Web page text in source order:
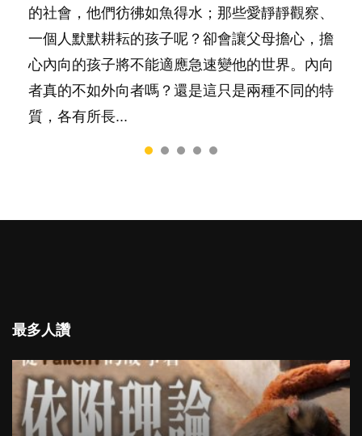
的社會，他們彷彿如魚得水；那些愛靜靜觀察、
一個人默默耕耘的孩子呢？卻會讓父母擔心，擔
心內向的孩子將不能適應急速變他的世界。內向
者真的不如外向者嗎？還是這只是兩種不同的特
質，各有所長...
料？ 經營婚姻，不如我們想像的簡單，卻也不
是大家說得那麼難。一起來認識婚姻的真相！...
非？聽聽專家怎樣說，解開語言學習的迷思～...
一，還是魚與熊掌，不能兼得？...
要陪玩製造親子時間，尚要處理家中雜項要
務……當父母的，有千百個任務要做。可惜，有
一樣重要至極的，總被遺漏——關注自己的情緒
和心理健康。...
最多人讚